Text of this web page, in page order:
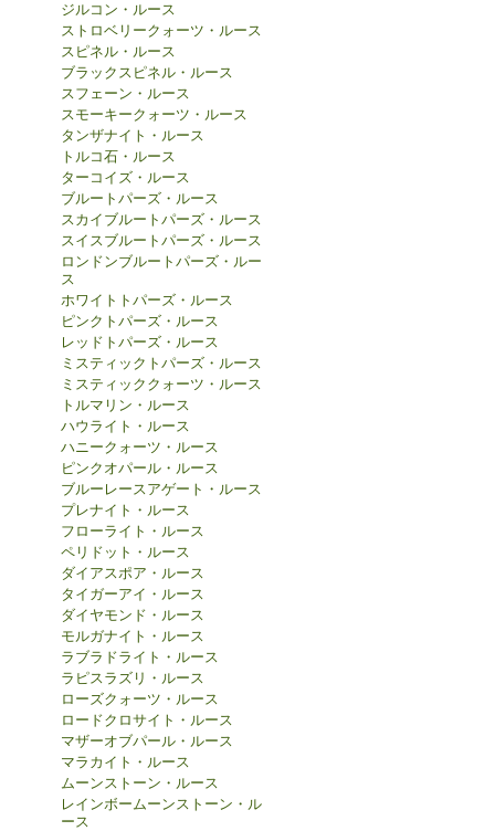
ジルコン・ルース
ストロベリークォーツ・ルース
スピネル・ルース
ブラックスピネル・ルース
スフェーン・ルース
スモーキークォーツ・ルース
タンザナイト・ルース
トルコ石・ルース
ターコイズ・ルース
ブルートパーズ・ルース
スカイブルートパーズ・ルース
スイスブルートパーズ・ルース
ロンドンブルートパーズ・ルー
ス
ホワイトトパーズ・ルース
ピンクトパーズ・ルース
レッドトパーズ・ルース
ミスティックトパーズ・ルース
ミスティッククォーツ・ルース
トルマリン・ルース
ハウライト・ルース
ハニークォーツ・ルース
ピンクオパール・ルース
ブルーレースアゲート・ルース
プレナイト・ルース
フローライト・ルース
ペリドット・ルース
ダイアスポア・ルース
タイガーアイ・ルース
ダイヤモンド・ルース
モルガナイト・ルース
ラブラドライト・ルース
ラピスラズリ・ルース
ローズクォーツ・ルース
ロードクロサイト・ルース
マザーオブパール・ルース
マラカイト・ルース
ムーンストーン・ルース
レインボームーンストーン・ル
ース